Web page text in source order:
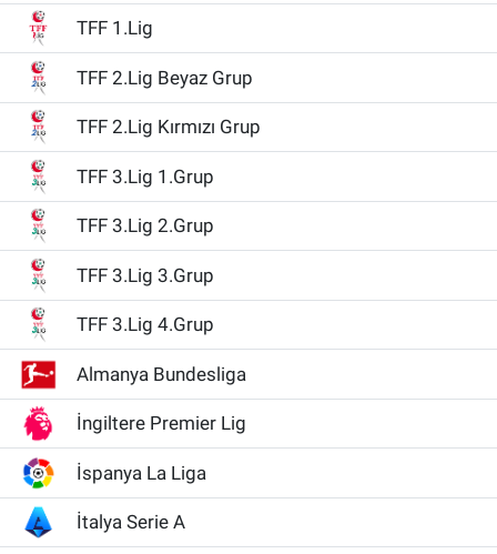
TFF 1.Lig
TFF 2.Lig Beyaz Grup
TFF 2.Lig Kırmızı Grup
TFF 3.Lig 1.Grup
TFF 3.Lig 2.Grup
TFF 3.Lig 3.Grup
TFF 3.Lig 4.Grup
Almanya Bundesliga
İngiltere Premier Lig
İspanya La Liga
İtalya Serie A